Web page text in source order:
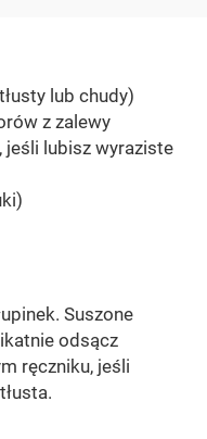
lub chudy)
z zalewy
jeśli lubisz wyraziste
Suszone
odsącz
ręczniku, jeśli